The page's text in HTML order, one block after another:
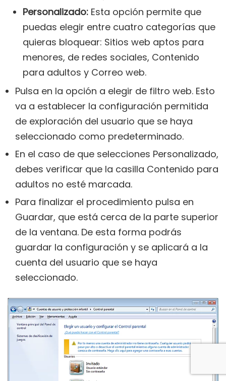
Personalizado: Esta opción permite que
puedas elegir entre cuatro categorías que
quieras bloquear: Sitios web aptos para
menores, de redes sociales, Contenido
para adultos y Correo web.
Pulsa en la opción a elegir de filtro web. Esto
va a establecer la configuración permitida
de exploración del usuario que se haya
seleccionado como predeterminado.
En el caso de que selecciones Personalizado,
debes verificar que la casilla Contenido para
adultos no esté marcada.
Para finalizar el procedimiento pulsa en
Guardar, que está cerca de la parte superior
de la ventana. De esta forma podrás
guardar la configuración y se aplicará a la
cuenta del usuario que se haya
seleccionado.